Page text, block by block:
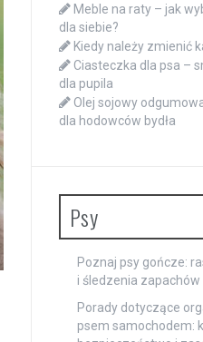
Meble na raty – jak
dla siebie?
Kiedy należy zmienić
Ciasteczka dla psa –
dla pupila
Olej sojowy
dla hodowców bydła
Psy
Poznaj psy gończe:
i śledzenia zapachów
Porady dotyczące
psem samochodem: